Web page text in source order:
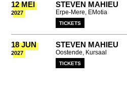
12 MEI
2027
STEVEN MAHIEU
Erpe-Mere, EMotia
TICKETS
18 JUN
2027
STEVEN MAHIEU
Oostende, Kursaal
TICKETS